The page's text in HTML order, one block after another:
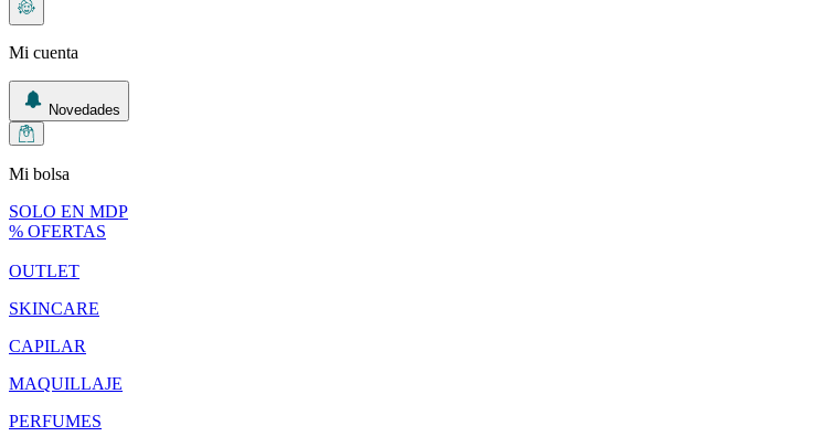
Mi cuenta
Novedades
Mi bolsa
SOLO EN MDP
% OFERTAS
OUTLET
SKINCARE
CAPILAR
MAQUILLAJE
PERFUMES